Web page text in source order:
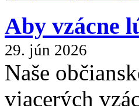
Aby vzácne
29. jún 2026
Naše
viacerých